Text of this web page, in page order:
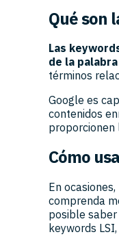
Qué son
Las
de la
términos
Google es
contenidos
proporcionen
Cómo
En
comprenda
posible
keywords